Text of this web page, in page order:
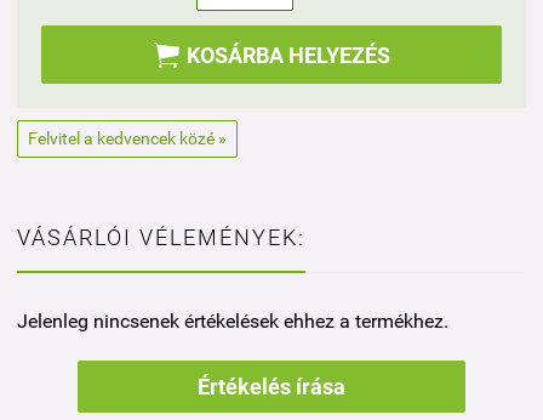
 KOSÁRBA HELYEZÉS
Felvitel a kedvencek közé »
VÁSÁRLÓI VÉLEMÉNYEK:
Jelenleg nincsenek értékelések ehhez a termékhez.
Értékelés írása